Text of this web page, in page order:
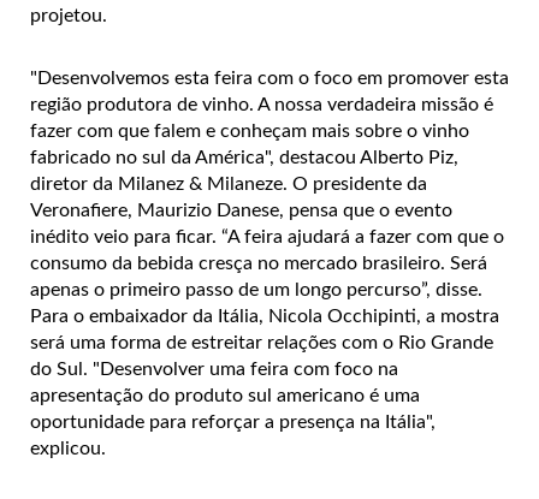
projetou.
"Desenvolvemos esta feira com o foco em promover esta
região produtora de vinho. A nossa verdadeira missão é
fazer com que falem e conheçam mais sobre o vinho
fabricado no sul da América", destacou Alberto Piz,
diretor da Milanez & Milaneze. O presidente da
Veronafiere, Maurizio Danese, pensa que o evento
inédito veio para ficar. “A feira ajudará a fazer com que o
consumo da bebida cresça no mercado brasileiro. Será
apenas o primeiro passo de um longo percurso”, disse.
Para o embaixador da Itália, Nicola Occhipinti, a mostra
será uma forma de estreitar relações com o Rio Grande
do Sul. "Desenvolver uma feira com foco na
apresentação do produto sul americano é uma
oportunidade para reforçar a presença na Itália",
explicou.